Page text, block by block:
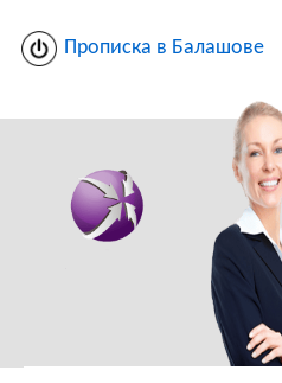
Прописка в Балашове